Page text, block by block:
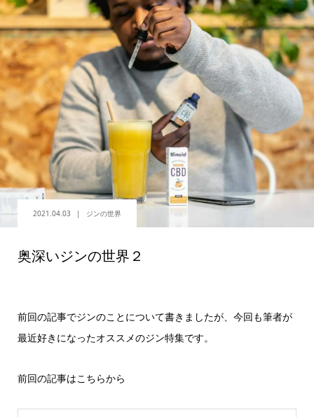
2021.04.03 ジンの世界
奥深いジンの世界２
前回の記事でジンのことについて書きましたが、今回も筆者が
最近好きになったオススメのジン特集です。
前回の記事はこちらから